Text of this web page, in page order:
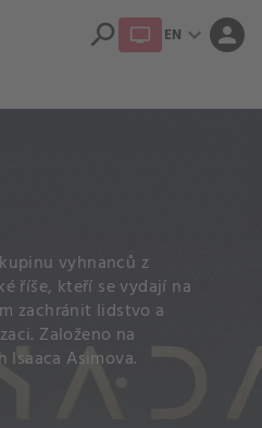
search EN expand_more person
vyhnanců z
říše, kteří se vydají na
zachránit lidstvo a
Založeno na
Isaaca Asimova.